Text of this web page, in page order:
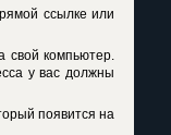
ссылке или
свой компьютер.
у вас должны
появится на